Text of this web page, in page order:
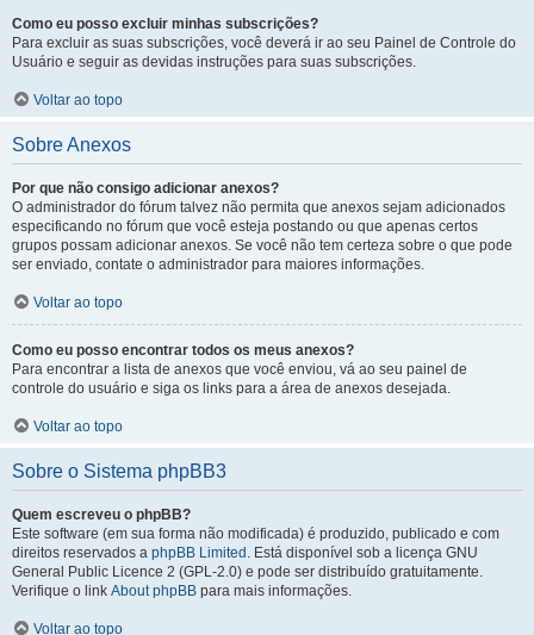
Como eu posso excluir minhas subscrições?
Para excluir as suas subscrições, você deverá ir ao seu Painel de Controle do
Usuário e seguir as devidas instruções para suas subscrições.
Voltar ao topo
Sobre Anexos
Por que não consigo adicionar anexos?
O administrador do fórum talvez não permita que anexos sejam adicionados
especificando no fórum que você esteja postando ou que apenas certos
grupos possam adicionar anexos. Se você não tem certeza sobre o que pode
ser enviado, contate o administrador para maiores informações.
Voltar ao topo
Como eu posso encontrar todos os meus anexos?
Para encontrar a lista de anexos que você enviou, vá ao seu painel de
controle do usuário e siga os links para a área de anexos desejada.
Voltar ao topo
Sobre o Sistema phpBB3
Quem escreveu o phpBB?
Este software (em sua forma não modificada) é produzido, publicado e com
direitos reservados a phpBB Limited . Está disponível sob a licença GNU
General Public Licence 2 (GPL-2.0) e pode ser distribuído gratuitamente.
Verifique o link About phpBB para mais informações.
Voltar ao topo